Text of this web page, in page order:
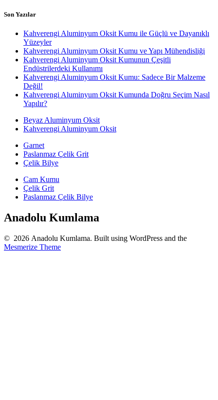
Son Yazılar
Kahverengi Aluminyum Oksit Kumu ile Güçlü ve Dayanıklı
Yüzeyler
Kahverengi Aluminyum Oksit Kumu ve Yapı Mühendisliği
Kahverengi Aluminyum Oksit Kumunun Çeşitli
Endüstrilerdeki Kullanımı
Kahverengi Aluminyum Oksit Kumu: Sadece Bir Malzeme
Değil!
Kahverengi Aluminyum Oksit Kumunda Doğru Seçim Nasıl
Yapılır?
Beyaz Aluminyum Oksit
Kahverengi Aluminyum Oksit
Garnet
Paslanmaz Çelik Grit
Çelik Bilye
Cam Kumu
Çelik Grit
Paslanmaz Çelik Bilye
Anadolu Kumlama
© 2026 Anadolu Kumlama. Built using WordPress and the
Mesmerize Theme